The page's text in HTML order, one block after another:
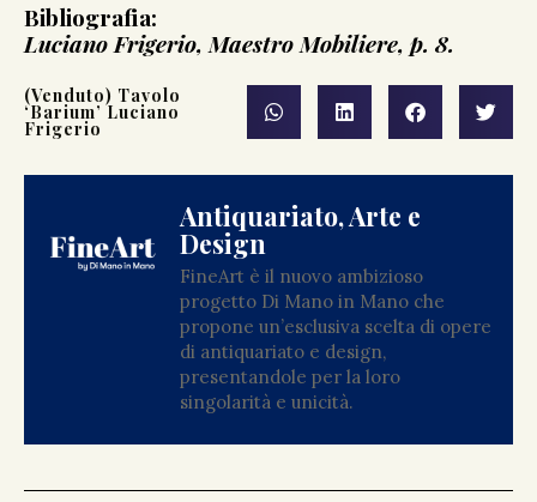
Bibliografia:
Luciano Frigerio, Maestro Mobiliere, p. 8.
(Venduto) Tavolo
‘Barium’ Luciano
Frigerio
Antiquariato, Arte e
Design
FineArt è il nuovo ambizioso
progetto Di Mano in Mano che
propone un’esclusiva scelta di opere
di antiquariato e design,
presentandole per la loro
singolarità e unicità.